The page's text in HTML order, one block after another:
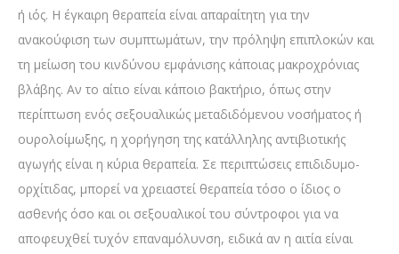
ή ιός. Η έγκαιρη θεραπεία είναι απαραίτητη για την
ανακούφιση των συμπτωμάτων, την πρόληψη επιπλοκών και
τη μείωση του κινδύνου εμφάνισης κάποιας μακροχρόνιας
βλάβης. Αν το αίτιο είναι κάποιο βακτήριο, όπως στην
περίπτωση ενός σεξουαλικώς μεταδιδόμενου νοσήματος ή
ουρολοίμωξης, η χορήγηση της κατάλληλης αντιβιοτικής
αγωγής είναι η κύρια θεραπεία. Σε περιπτώσεις επιδιδυμο-
ορχίτιδας, μπορεί να χρειαστεί θεραπεία τόσο ο ίδιος ο
ασθενής όσο και οι σεξουαλικοί του σύντροφοι για να
αποφευχθεί τυχόν επαναμόλυνση, ειδικά αν η αιτία είναι